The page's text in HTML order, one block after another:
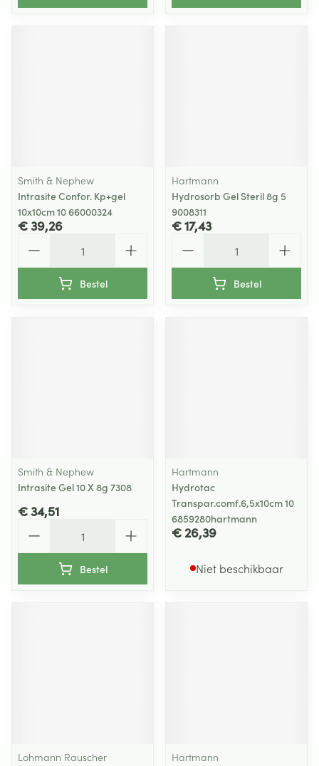
Smith & Nephew
Intrasite Confor. Kp+gel
10x10cm 10 66000324
€ 39,26
Bestel
Hartmann
Hydrosorb Gel Steril 8g 5
9008311
€ 17,43
Bestel
Smith & Nephew
Intrasite Gel 10 X 8g 7308
€ 34,51
Bestel
Hartmann
Hydrotac
Transpar.comf.6,5x10cm 10
6859280hartmann
€ 26,39
Niet beschikbaar
Lohmann Rauscher
Hartmann